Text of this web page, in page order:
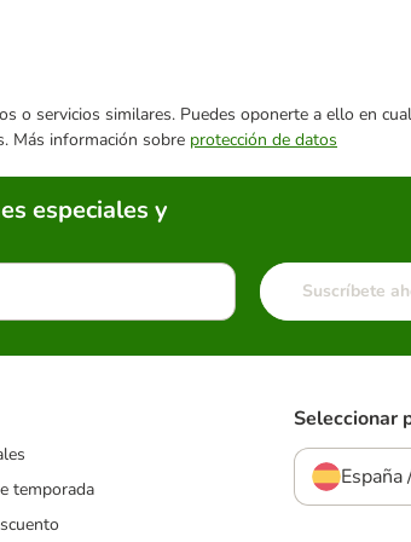
o servicios similares. Puedes oponerte a ello en
Más información sobre protección de datos
especiales y
Suscríbete
temporada
Seleccionar
España